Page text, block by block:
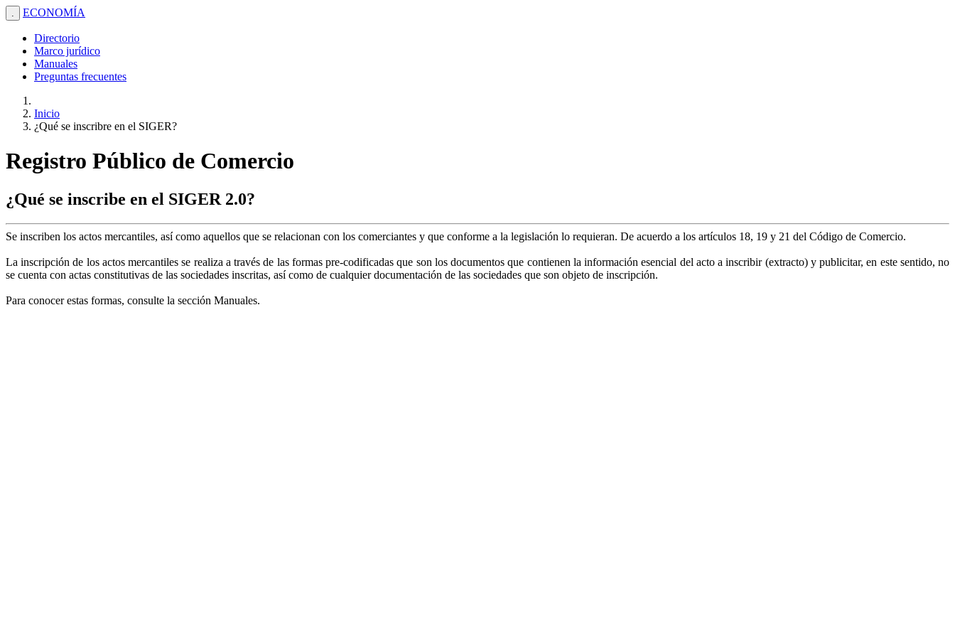
. ECONOMÍA
Directorio
Marco jurídico
Manuales
Preguntas frecuentes
Inicio
¿Qué se inscribre en el SIGER?
Registro Público de Comercio
¿Qué se inscribe en el SIGER 2.0?
Se inscriben los actos mercantiles, así como aquellos que se relacionan con los comerciantes y que conforme a la legislación lo requieran. De acuerdo a los artículos 18, 19 y 21 del Código de Comercio.
La inscripción de los actos mercantiles se realiza a través de las formas pre-codificadas que son los documentos que contienen la información esencial del acto a inscribir (extracto) y publicitar, en este sentido, no
se cuenta con actas constitutivas de las sociedades inscritas, así como de cualquier documentación de las sociedades que son objeto de inscripción.
Para conocer estas formas, consulte la sección Manuales.